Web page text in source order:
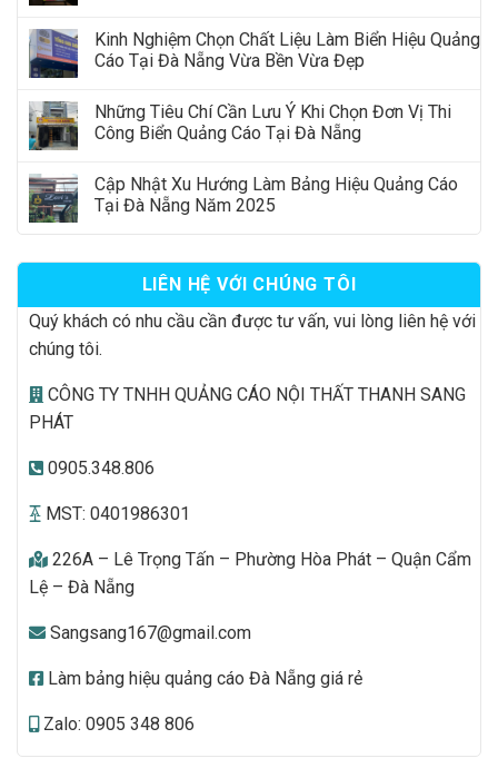
Kinh Nghiệm Chọn Chất Liệu Làm Biển Hiệu Quảng
Cáo Tại Đà Nẵng Vừa Bền Vừa Đẹp
Những Tiêu Chí Cần Lưu Ý Khi Chọn Đơn Vị Thi
Công Biển Quảng Cáo Tại Đà Nẵng
Cập Nhật Xu Hướng Làm Bảng Hiệu Quảng Cáo
Tại Đà Nẵng Năm 2025
LIÊN HỆ VỚI CHÚNG TÔI
Quý khách có nhu cầu cần được tư vấn, vui lòng liên hệ với
chúng tôi.
CÔNG TY TNHH QUẢNG CÁO NỘI THẤT THANH SANG
PHÁT
0905.348.806
MST: 0401986301
226A – Lê Trọng Tấn – Phường Hòa Phát – Quận Cẩm
Lệ – Đà Nẵng
Sangsang167@gmail.com
Làm bảng hiệu quảng cáo Đà Nẵng giá rẻ
Zalo: 0905 348 806